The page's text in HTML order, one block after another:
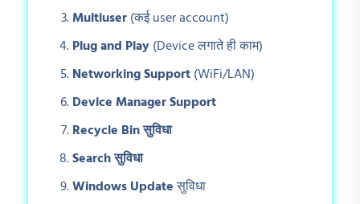
Multiuser(कई user account)
Plug and Play(Device लगाते ही काम)
Networking Support(WiFi/LAN)
Device Manager Support
Recycle Binसुविधा
Searchसुविधा
Windows Updateसुविधा